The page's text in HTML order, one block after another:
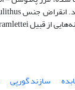
سازند گورپی